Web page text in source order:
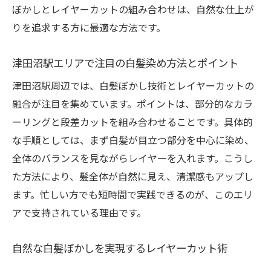
の工夫
やめ時や代替案も知る白髪染めの新常識
白髪染めのやめ時とレイヤーカットで変わ
津田沼駅で相談が増える白髪ぼかしの新提
案
白髪染め方法の見直しと自然な代替案を紹
介
メンズにおすすめの白髪ぼかしやめ時の判
断基準
レイヤーカットを活かした白髪対策の選択
健康的な髪を守る白髪ぼかし最新トレンド
ぼかしとレイヤーカットの組み合わせは、自然な仕上が
りを追求する方に最適な方法です。
津田沼駅エリアで注目の白髪染め方法とポイント
津田沼駅周辺では、白髪ぼかし技術とレイヤーカットの
融合が注目を集めています。ポイントは、部分的なカラ
ーリングと段差カットを組み合わせることです。具体的
な手順としては、まず白髪が目立つ部分を中心に染め、
全体のバランスを見ながらレイヤーを入れます。こうし
た方法により、髪全体が自然に見え、清潔感もアップし
ます。忙しい方でも短時間で実践できるのが、このエリ
アで支持されている理由です。
自然な白髪ぼかしを実現するレイヤーカット術